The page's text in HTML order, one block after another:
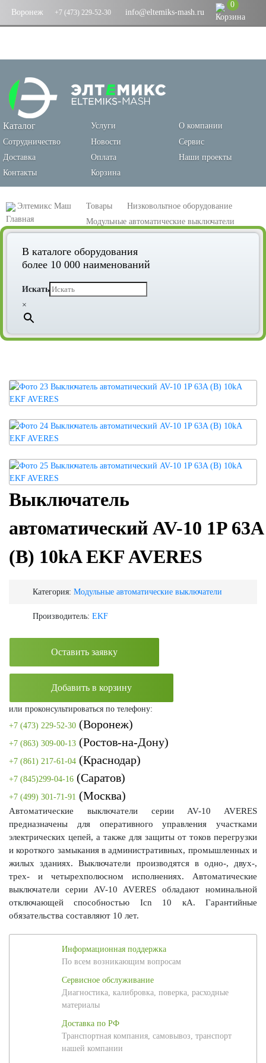
Воронеж +7 (473) 229-52-30 info@eltemiks-mash.ru
0
Каталог Услуги
О компании
Сотрудничество
Новости
Сервис
Доставка
Оплата
Наши проекты
Контакты
Корзина
Элтемикс Маш Товары
Низковольтное оборудование
Модульные автоматические выключатели
Выключатель автоматический AV-10 1P 63A (B) 10kA EKF AVERES
В каталоге оборудования
более 10 000 наименований
Искать
×
Выключатель
автоматический AV-10 1P 63A
(B) 10kA EKF AVERES
Категория: Модульные автоматические выключатели
Производитель: EKF
Оставить заявку
Добавить в корзину
или проконсультироваться по телефону:
+7 (473) 229-52-30 (Воронеж)
+7 (863) 309-00-13 (Ростов-на-Дону)
+7 (861) 217-61-04 (Краснодар)
+7 (845)299-04-16 (Саратов)
+7 (499) 301-71-91 (Москва)
Автоматические выключатели серии AV-10 AVERES
предназначены для оперативного управления участками
электрических цепей, а также для защиты от токов перегрузки
и короткого замыкания в административных, промышленных и
жилых зданиях. Выключатели производятся в одно-, двух-,
трех- и четырехполюсном исполнениях. Автоматические
выключатели серии AV-10 AVERES обладают номинальной
отключающей способностью Icn 10 кА. Гарантийные
обязательства составляют 10 лет.
Информационная поддержка
По всем возникающим вопросам
Сервисное обслуживание
Диагностика, калибровка, поверка, расходные
материалы
Доставка по РФ
Транспортная компания, самовывоз, транспорт
нашей компании